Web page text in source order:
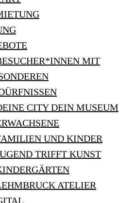
MIT
CITY DEIN MUSEUM
UND KINDER
TRIFFT KUNST
ATELIER